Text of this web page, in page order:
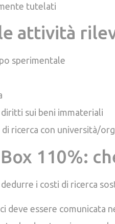
tutelati
attività
sperimentale
sui beni immateriali
ricerca con università/
110%:
i costi di ricerca
deve essere comunicata